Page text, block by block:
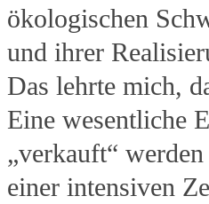
ökologischen
und ihrer
Das lehrte mich,
Eine wesentliche
„verkauft“
einer intensiven